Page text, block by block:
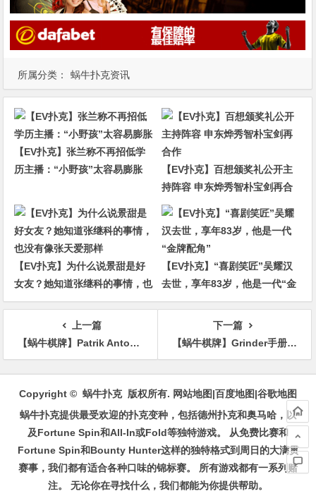
所属分类： 蜗牛扑克资讯
【EV扑克】张兰称不再招低学
历主播：“小野孩”太容易膨胀
【EV扑克】百想颁奖礼公开主
持阵容 申东烨秀智朴宝剑再合
作
【EV扑克】为什么说景甜是好
女友？她知道张继科的事情，也
没有像张天爱那样
【EV扑克】“喜剧笑匠”吴耀汉
去世，享年83岁，他是一代“金
牌配角”
上一篇
【蜗牛棋牌】Patrik Antonius斩获PAPC €10,200锦标赛冠军，入账€78,100
下一篇
【蜗牛棋牌】Grinder手册-17：设置隔离加注的尺度
文
Copyright © 蜗牛扑克 版权所有. 网站地图|百度地图|谷歌地图
蜗牛扑克提供最受欢迎的扑克变种，包括德州扑克和奥马哈，以
及Fortune Spin和All-In或Fold等独特游戏。 从免费比赛和
Fortune Spin和Bounty Hunter这样的独特格式到周日的大满贯
赛事，我们都有适合各种口味的锦标赛。 所有游戏都有一系列赌
注。 无论你在寻找什么，我们都能为你提供帮助。